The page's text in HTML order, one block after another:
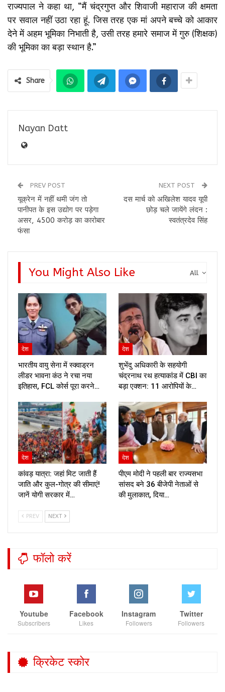
राज्यपाल ने कहा था, “मैं चंद्रगुप्त और शिवाजी महाराज की क्षमता
पर सवाल नहीं उठा रहा हूं. जिस तरह एक मां अपने बच्चे को आकार
देने में अहम भूमिका निभाती है, उसी तरह हमारे समाज में गुरु (शिक्षक)
की भूमिका का बड़ा स्थान है.”
Share
Nayan Datt
PREV POST
यूक्रेन में नहीं थमी जंग तो
पानीपत के इस उद्योग पर पड़ेगा
असर, 4500 करोड़ का कारोबार
फंसा
NEXT POST
दस मार्च को अखिलेश यादव यूपी
छोड़ चले जायेंगे लंदन :
स्वतंत्रदेव सिंह
All
You Might Also Like
देश
भारतीय वायु सेना में स्क्वाड्रन
लीडर भावना कंठ ने रचा नया
इतिहास, FCL कोर्स पूरा करने…
देश
शुभेंदु अधिकारी के सहयोगी
चंद्रनाथ रथ हत्याकांड में CBI का
बड़ा एक्शन: 11 आरोपियों के…
देश
कांवड़ यात्रा: जहां मिट जाती हैं
जाति और कुल-गोत्र की सीमाएं!
जानें योगी सरकार में…
देश
पीएम मोदी ने पहली बार राज्यसभा
सांसद बने 36 बीजेपी नेताओं से
की मुलाकात, दिया…
PREV NEXT
फॉलो करें
Youtube
Subscribers
Facebook
Likes
Instagram
Followers
Twitter
Followers
क्रिकेट स्कोर